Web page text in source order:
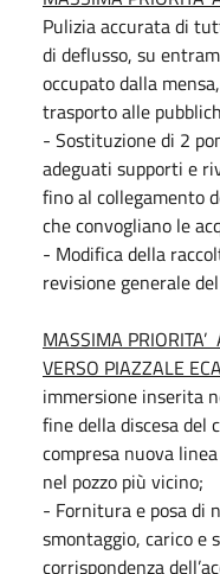
Pulizia accurata di
di deflusso, su
occupato dalla
trasporto alle
- Sostituzione di 2
adeguati supporti e
fino al collegamento
che convogliano le
- Modifica della
revisione generale
MASSIMA
VERSO PIAZZALE ECA
immersione inserita
fine della discesa del
compresa nuova
nel pozzo più vicino;
- Fornitura e posa di
smontaggio, carico e
corrispondenza